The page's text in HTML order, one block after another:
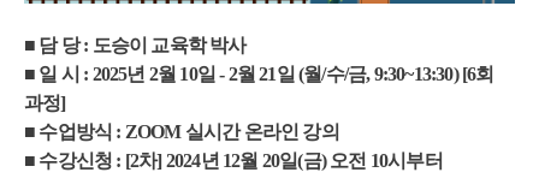
■ 담 당 : 도승이 교육학 박사
■ 일 시 : 2025년 2월 10일 - 2월 21일 (월/수/금, 9:30~13:30) [6회
과정]
■ 수업방식 : ZOOM 실시간 온라인 강의
■ 수강신청 : [2차] 2024년 12월 20일(금) 오전 10시부터